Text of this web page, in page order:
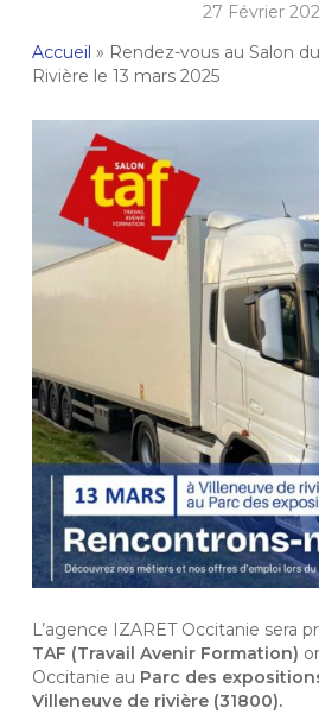
27 Février
Accueil » Rendez-vous au Salon
Rivière le 13 mars 2025
L’agence IZARET Occitanie sera
TAF (Travail Avenir Formation)
Occitanie au Parc des
Villeneuve de rivière (31800).